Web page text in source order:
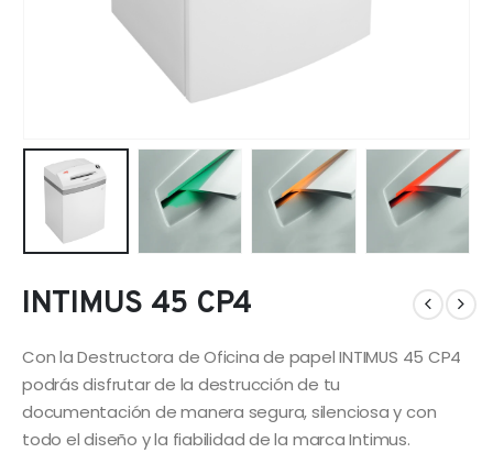
INTIMUS 45 CP4
Con la Destructora de Oficina de papel INTIMUS 45 CP4
podrás disfrutar de la destrucción de tu
documentación de manera segura, silenciosa y con
todo el diseño y la fiabilidad de la marca Intimus.